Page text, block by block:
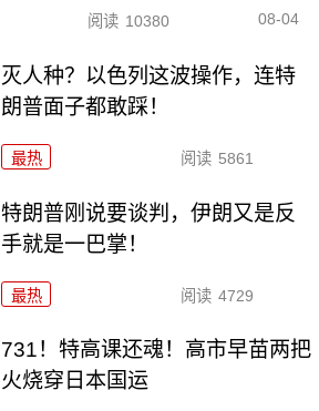
阅读 10380 08-04
灭人种？以色列这波操作，连特
朗普面子都敢踩！
最热 阅读 5861
特朗普刚说要谈判，伊朗又是反
手就是一巴掌！
最热 阅读 4729
731！特高课还魂！高市早苗两把
火烧穿日本国运